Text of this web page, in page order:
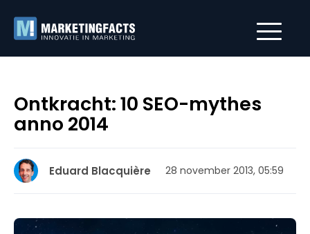
Ontkracht: 10 SEO-mythes
anno 2014
Eduard Blacquière 28 november 2013, 05:59